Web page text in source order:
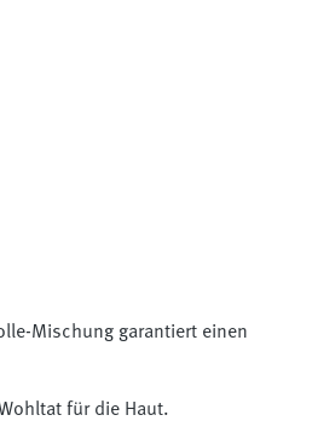
Mischung garantiert einen
für die Haut.